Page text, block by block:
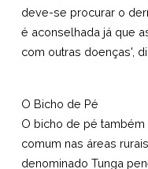
deve-se procurar o
é aconselhada já que
com outras doenças',
O Bicho de Pé
O bicho de pé
comum nas áreas
denominado Tunga